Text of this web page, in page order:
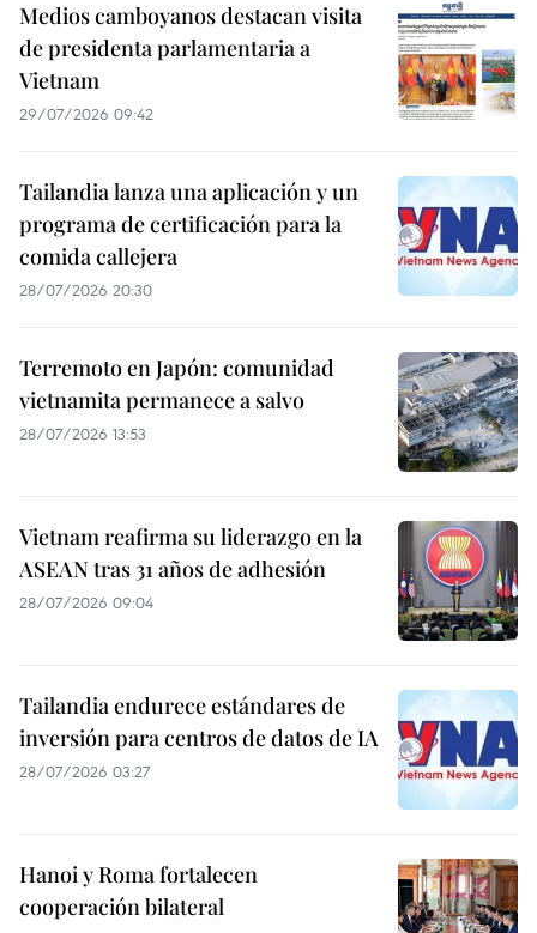
Medios camboyanos destacan visita
de presidenta parlamentaria a
Vietnam
29/07/2026 09:42
Tailandia lanza una aplicación y un
programa de certificación para la
comida callejera
28/07/2026 20:30
Terremoto en Japón: comunidad
vietnamita permanece a salvo
28/07/2026 13:53
Vietnam reafirma su liderazgo en la
ASEAN tras 31 años de adhesión
28/07/2026 09:04
Tailandia endurece estándares de
inversión para centros de datos de IA
28/07/2026 03:27
Hanoi y Roma fortalecen
cooperación bilateral